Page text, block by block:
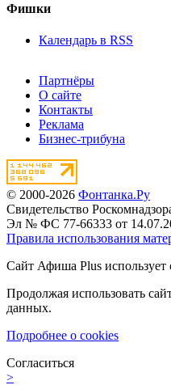
Фишки
Календарь в RSS
Партнёры
О сайте
Контакты
Реклама
Бизнес-трибуна
© 2000-2026 Фонтанка.Ру
Свидетельство
Эл № ФС 77-66333 от
Правила использования
Сайт Афиша Plus использует
Продолжая использовать
данных.
Подробнее о cookies
Согласиться
>